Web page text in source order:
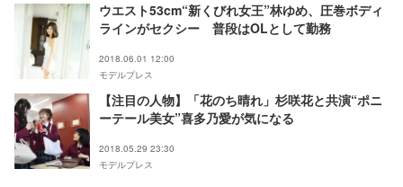
ウエスト53cm“新くびれ女王”林ゆめ、圧巻ボディ
ラインがセクシー 普段はOLとして勤務
2018.06.01 12:00
モデルプレス
【注目の人物】「花のち晴れ」杉咲花と共演“ポニ
ーテール美女”喜多乃愛が気になる
2018.05.29 23:30
モデルプレス